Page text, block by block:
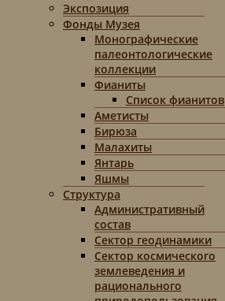
Экспозиция
Фонды Музея
Монографические
палеонтологические
коллекции
Фианиты
Список фианитов
Аметисты
Бирюза
Малахиты
Янтарь
Яшмы
Структура
Административный
состав
Сектор геодинамики
Сектор космического
землеведения и
рационального